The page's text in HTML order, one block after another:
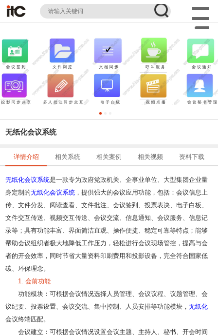
无纸化会议系统
详情介绍 相关系统 相关案例 相关视频 资料下载
无纸化会议系统是一款专为政府党政机关、企事业单位、大型集团企业量
身定制的无纸化会议系统 ，提供强大的会议应用功能，包括：会议信息上
传、文件分发、阅读查看、文件批注、会议签到、投票表决、电子白板、
文件交互传送、视频交互传送、会议交流、信息通知、会议服务、信息记
录等；具有功能丰富、界面简洁直观、操作便捷、稳定可靠等特点；能够
帮助会议组织者极大地降低工作压力，轻松进行会议现场管控，提高与会
者的开会效率，同时节省大量资料印刷费用和投影设备，完全符合国家低
碳、环保理念。
1. 会前功能
功能模块：可根据会议情况选择人员管理、会议议程、议题管理、会
议纪要、投票设置、会议交流、集中控制、人员安排等功能模块， 无纸化
会议终端匹配。
会议建立：可根据会议情况设置会议主题、主持人、秘书、开会时间